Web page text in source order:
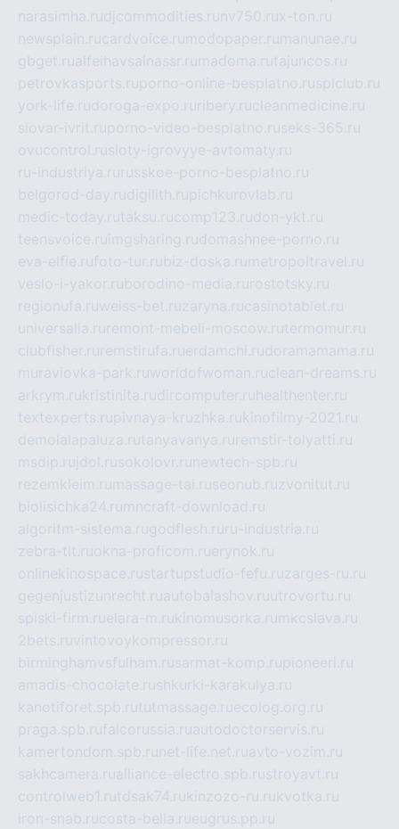
narasimha.rudjcommodities.ru nv750.rux-ton.ru
newsplain.rucardvoice.ru modopaper.ru manunae.ru
gbget.rualfeihavsalnassr.ru madoma.rutajuncos.ru
petrovkasports.ruporno-online-besplatno.rusplclub.ru
york-life.rudoroga-expo.ru ribery.rucleanmedicine.ru
slovar-ivrit.ruporno-video-besplatno.ruseks-365.ru
ovucontrol.rusloty-igrovyye-avtomaty.ru
ru-industriya.ru russkoe-porno-besplatno.ru
belgorod-day.rudigilith.rupichkurovlab.ru
medic-today.rutaksu.rucomp123.rudon-ykt.ru
teensvoice.ru imgsharing.rudomashnee-porno.ru
eva-elfie.rufoto-tur.rubiz-doska.ru metropoltravel.ru
veslo-i-yakor.ruborodino-media.ru rostotsky.ru
regionufa.ruweiss-bet.ruzaryna.rucasinotablet.ru
universalia.ru remont-mebeli-moscow.rutermomur.ru
clubfisher.ru remstirufa.ruerdamchi.rudoramamama.ru
muraviovka-park.ruworldofwoman.ruclean-dreams.ru
arkrym.rukristinita.rudircomputer.ru healthenter.ru
textexperts.rupivnaya-kruzhka.rukinofilmy-2021.ru
demolalapaluza.rutanyavanya.ru remstir-tolyatti.ru
msdip.ru jdol.rusokolovr.ru newtech-spb.ru
rezemkleim.ru massage-tai.ruseonub.ruzvonitut.ru
biolisichka24.ru mncraft-download.ru
algoritm-sistema.rugodflesh.ru ru-industria.ru
zebra-tlt.ruokna-proficom.ruerynok.ru
onlinekinospace.rustartupstudio-fefu.ruzarges-ru.ru
gegenjustizunrecht.ruautobalashov.ruutrovortu.ru
spiski-firm.ruelara-m.rukinomusorka.ru mkcslava.ru
2bets.ruvintovoykompressor.ru
birminghamvsfulham.rusarmat-komp.rupioneeri.ru
amadis-chocolate.rushkurki-karakulya.ru
kanotiforet.spb.rututmassage.ruecolog.org.ru
praga.spb.rufalcorussia.ruautodoctorservis.ru
kamertondom.spb.ru net-life.net.ruavto-vozim.ru
sakhcamera.rualliance-electro.spb.rustroyavt.ru
controlweb1.rutdsak74.rukinzozo-ru.rukvotka.ru
iron-snab.rucosta-bella.rueugrus.pp.ru